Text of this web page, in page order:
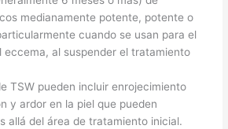
medianamente potente, potente o
cuando se usan para el
eccema, al suspender el tratamiento
TSW pueden incluir enrojecimiento
y ardor en la piel que pueden
allá del área de tratamiento inicial.